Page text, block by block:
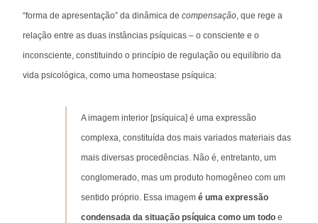
“forma de apresentação” da dinâmica de compensação, que rege a
relação entre as duas instâncias psíquicas – o consciente e o
inconsciente, constituindo o princípio de regulação ou equilíbrio da
vida psicológica, como uma homeostase psíquica:
A imagem interior [psíquica] é uma expressão
complexa, constituída dos mais variados materiais das
mais diversas procedências. Não é, entretanto, um
conglomerado, mas um produto homogêneo com um
sentido próprio. Essa imagem é uma expressão
condensada da situação psíquica como um todo e